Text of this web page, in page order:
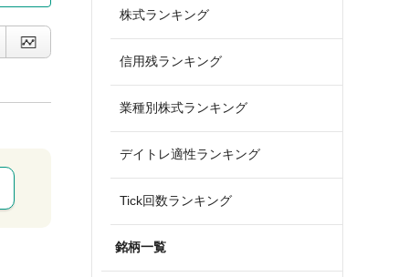
株式ランキング
信用残ランキング
業種別株式ランキング
デイトレ適性ランキング
Tick回数ランキング
銘柄一覧